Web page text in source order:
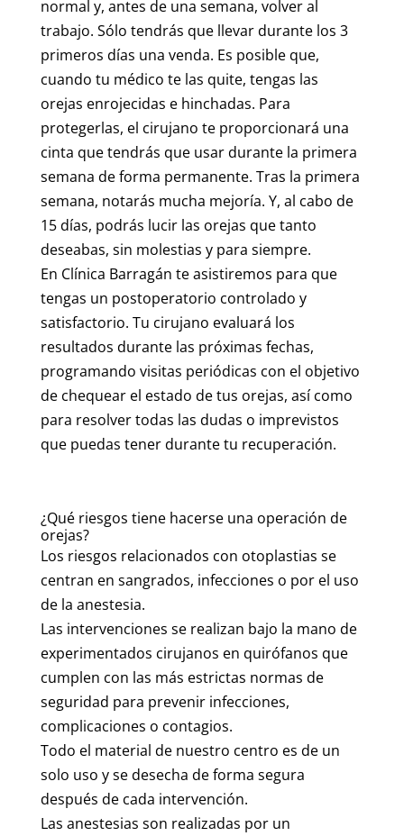
normal y, antes de una semana, volver al
trabajo. Sólo tendrás que llevar durante los 3
primeros días una venda. Es posible que,
cuando tu médico te las quite, tengas las
orejas enrojecidas e hinchadas. Para
protegerlas, el cirujano te proporcionará una
cinta que tendrás que usar durante la primera
semana de forma permanente. Tras la primera
semana, notarás mucha mejoría. Y, al cabo de
15 días, podrás lucir las orejas que tanto
deseabas, sin molestias y para siempre.
En Clínica Barragán te asistiremos para que
tengas un postoperatorio controlado y
satisfactorio. Tu cirujano evaluará los
resultados durante las próximas fechas,
programando visitas periódicas con el objetivo
de chequear el estado de tus orejas, así como
para resolver todas las dudas o imprevistos
que puedas tener durante tu recuperación.
¿Qué riesgos tiene hacerse una operación de
orejas?
Los riesgos relacionados con otoplastias se
centran en sangrados, infecciones o por el uso
de la anestesia.
Las intervenciones se realizan bajo la mano de
experimentados cirujanos en quirófanos que
cumplen con las más estrictas normas de
seguridad para prevenir infecciones,
complicaciones o contagios.
Todo el material de nuestro centro es de un
solo uso y se desecha de forma segura
después de cada intervención.
Las anestesias son realizadas por un